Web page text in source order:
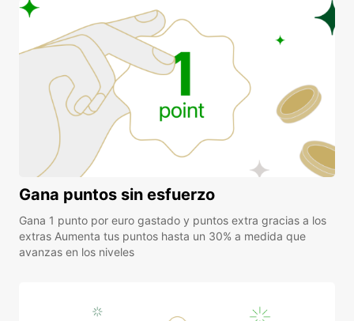
Gana puntos sin esfuerzo
Gana 1 punto por euro gastado y puntos extra gracias a los
extras Aumenta tus puntos hasta un 30% a medida que
avanzas en los niveles